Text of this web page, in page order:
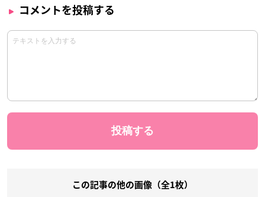
コメントを投稿する
この記事の他の画像（全1枚）